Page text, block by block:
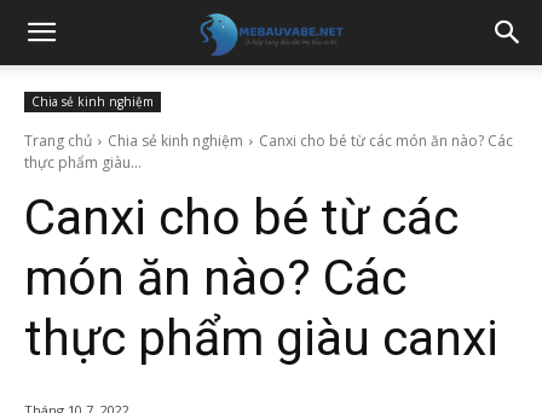
Chia sẻ kinh nghiệm
Trang chủ Chia sẻ kinh nghiệm
Canxi cho bé từ các món ăn nào? Các
thực phẩm giàu...
Canxi cho bé từ các
món ăn nào? Các
thực phẩm giàu canxi